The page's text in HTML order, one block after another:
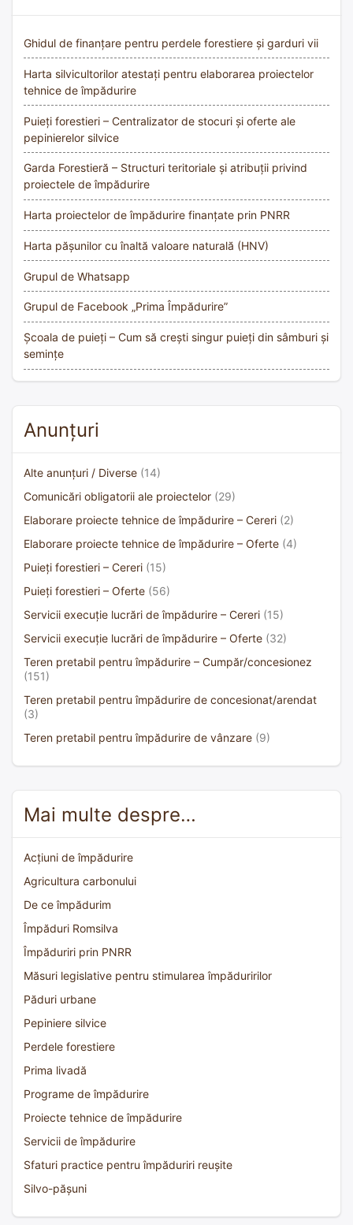
Ghidul de finanțare pentru perdele forestiere și garduri vii
Harta silvicultorilor atestați pentru elaborarea proiectelor
tehnice de împădurire
Puieți forestieri – Centralizator de stocuri și oferte ale
pepinierelor silvice
Garda Forestieră – Structuri teritoriale și atribuții privind
proiectele de împădurire
Harta proiectelor de împădurire finanțate prin PNRR
Harta pășunilor cu înaltă valoare naturală (HNV)
Grupul de Whatsapp
Grupul de Facebook „Prima Împădurire”
Școala de puieți – Cum să crești singur puieți din sâmburi și
semințe
Anunțuri
Alte anunțuri / Diverse (14)
Comunicări obligatorii ale proiectelor (29)
Elaborare proiecte tehnice de împădurire – Cereri (2)
Elaborare proiecte tehnice de împădurire – Oferte (4)
Puieți forestieri – Cereri (15)
Puieți forestieri – Oferte (56)
Servicii execuție lucrări de împădurire – Cereri (15)
Servicii execuție lucrări de împădurire – Oferte (32)
Teren pretabil pentru împădurire – Cumpăr/concesionez
(151)
Teren pretabil pentru împădurire de concesionat/arendat
(3)
Teren pretabil pentru împădurire de vânzare (9)
Mai multe despre…
Acțiuni de împădurire
Agricultura carbonului
De ce împădurim
Împăduri Romsilva
Împăduriri prin PNRR
Măsuri legislative pentru stimularea împăduririlor
Păduri urbane
Pepiniere silvice
Perdele forestiere
Prima livadă
Programe de împădurire
Proiecte tehnice de împădurire
Servicii de împădurire
Sfaturi practice pentru împăduriri reușite
Silvo-pășuni